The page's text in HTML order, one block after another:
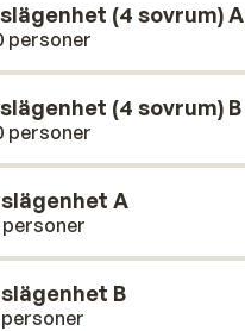
(4 sovrum) A
personer
(4 sovrum) B
personer
A
B